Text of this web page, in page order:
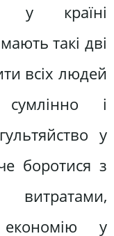
у країні
такі дві
всіх людей
і
у
боротися з
економію у